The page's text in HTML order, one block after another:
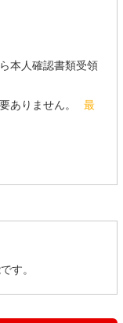
本人確認書類受領
ありません。
最
す。